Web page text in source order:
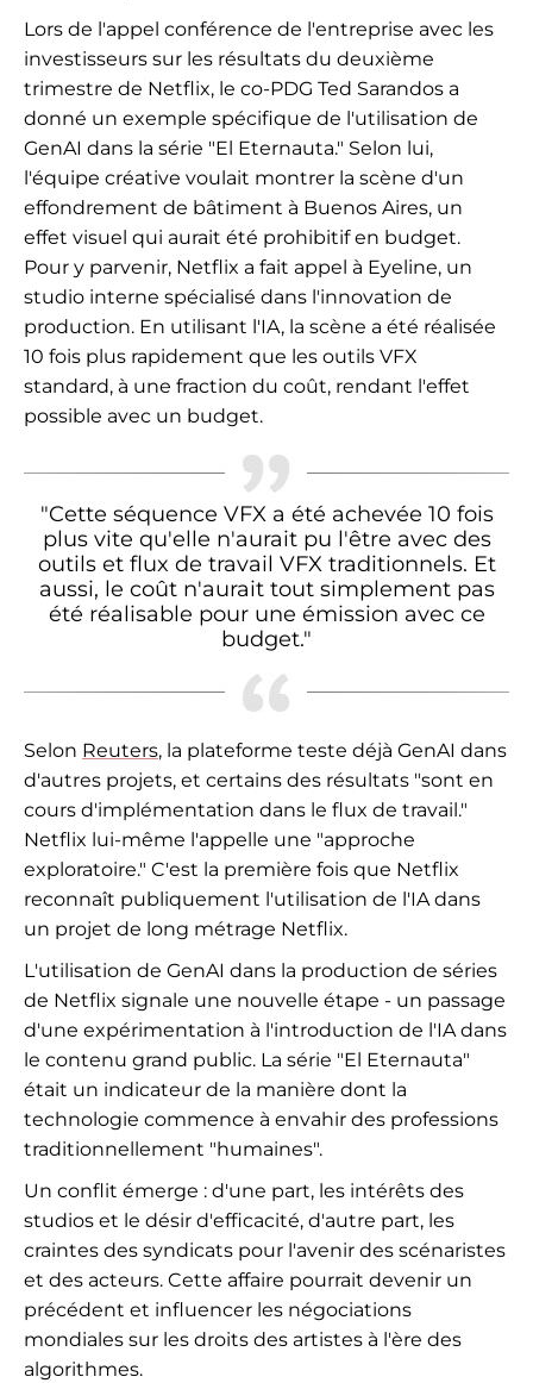
Lors de l'appel conférence de l'entreprise avec les
investisseurs sur les résultats du deuxième
trimestre de Netflix, le co-PDG Ted Sarandos a
donné un exemple spécifique de l'utilisation de
GenAI dans la série "El Eternauta." Selon lui,
l'équipe créative voulait montrer la scène d'un
effondrement de bâtiment à Buenos Aires, un
effet visuel qui aurait été prohibitif en budget.
Pour y parvenir, Netflix a fait appel à Eyeline, un
studio interne spécialisé dans l'innovation de
production. En utilisant l'IA, la scène a été réalisée
10 fois plus rapidement que les outils VFX
standard, à une fraction du coût, rendant l'effet
possible avec un budget.
"Cette séquence VFX a été achevée 10 fois
plus vite qu'elle n'aurait pu l'être avec des
outils et flux de travail VFX traditionnels. Et
aussi, le coût n'aurait tout simplement pas
été réalisable pour une émission avec ce
budget."
Selon Reuters, la plateforme teste déjà GenAI dans
d'autres projets, et certains des résultats "sont en
cours d'implémentation dans le flux de travail."
Netflix lui-même l'appelle une "approche
exploratoire." C'est la première fois que Netflix
reconnaît publiquement l'utilisation de l'IA dans
un projet de long métrage Netflix.
L'utilisation de GenAI dans la production de séries
de Netflix signale une nouvelle étape - un passage
d'une expérimentation à l'introduction de l'IA dans
le contenu grand public. La série "El Eternauta"
était un indicateur de la manière dont la
technologie commence à envahir des professions
traditionnellement "humaines".
Un conflit émerge : d'une part, les intérêts des
studios et le désir d'efficacité, d'autre part, les
craintes des syndicats pour l'avenir des scénaristes
et des acteurs. Cette affaire pourrait devenir un
précédent et influencer les négociations
mondiales sur les droits des artistes à l'ère des
algorithmes.